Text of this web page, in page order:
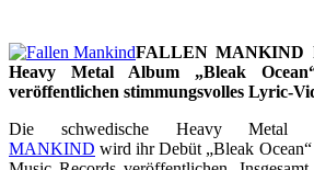
FALLEN MANKIND
Heavy Metal Album „Bleak
veröffentlichen stimmungsvolles Lyric-
Die schwedische Heavy Metal
MANKIND wird ihr Debüt „Bleak